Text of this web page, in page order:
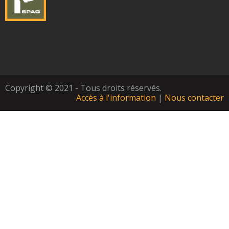
Copyright © 2021 - Tous droits réservés.
Accès à l'information | Nous contacter